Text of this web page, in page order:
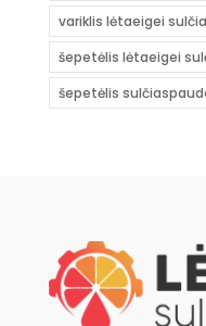
variklis lėtaeigei
šepetėlis lėtaeigei
šepetėlis